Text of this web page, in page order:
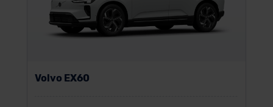
Volvo EX60